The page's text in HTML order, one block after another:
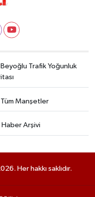
Beyoğlu Trafik Yoğunluk
Tüm Manşetler
Haber Arşivi
Her hakkı saklıdır.